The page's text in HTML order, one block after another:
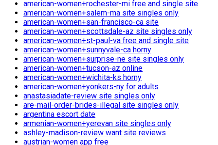
american-women+rochester-mi free and single site
american-women+salem-ma site singles only
american-women+san-francisco-ca site
american-women+scottsdale-az site singles only
american-women+st-paul-va free and single site
american-women+sunnyvale-ca horny
american-women+surprise-ne site singles only
american-women+tucson-az online
american-women+wichita-ks horny
american-women+yonkers-ny for adults
anastasiadate-review site singles only
are-mail-order-brides-illegal site singles only
argentina escort date
armenian-women+yerevan site singles only
ashley-madison-review want site reviews
austrian-women app free